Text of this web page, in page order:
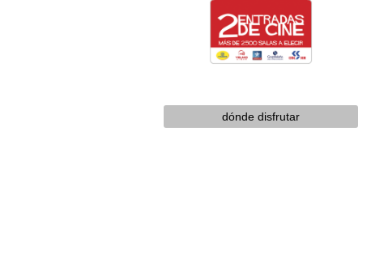
dónde disfrutar